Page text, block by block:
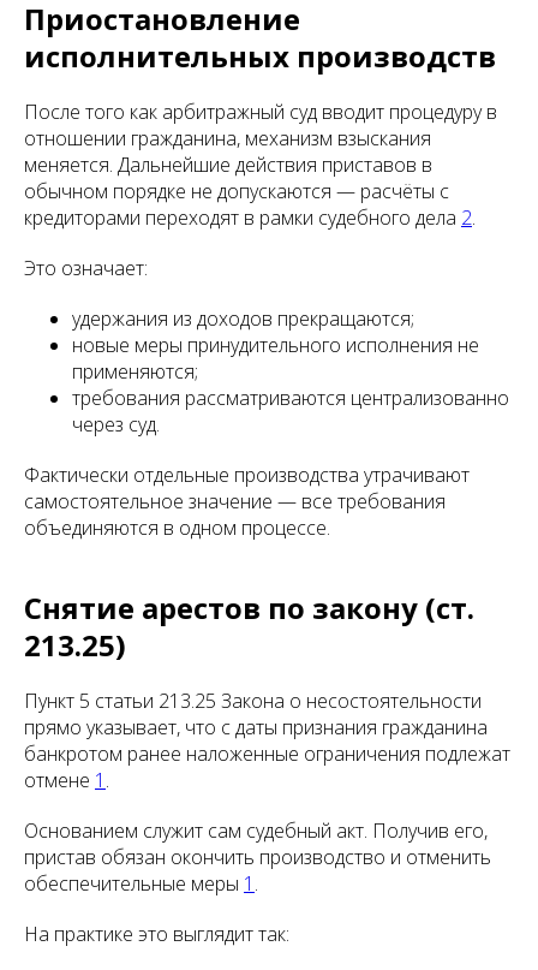
Приостановление
исполнительных производств
После того как арбитражный суд вводит процедуру в
отношении гражданина, механизм взыскания
меняется. Дальнейшие действия приставов в
обычном порядке не допускаются — расчёты с
кредиторами переходят в рамки судебного дела 2.
Это означает:
удержания из доходов прекращаются;
новые меры принудительного исполнения не
применяются;
требования рассматриваются централизованно
через суд.
Фактически отдельные производства утрачивают
самостоятельное значение — все требования
объединяются в одном процессе.
Снятие арестов по закону (ст.
213.25)
Пункт 5 статьи 213.25 Закона о несостоятельности
прямо указывает, что с даты признания гражданина
банкротом ранее наложенные ограничения подлежат
отмене 1 .
Основанием служит сам судебный акт. Получив его,
пристав обязан окончить производство и отменить
обеспечительные меры 1 .
На практике это выглядит так: